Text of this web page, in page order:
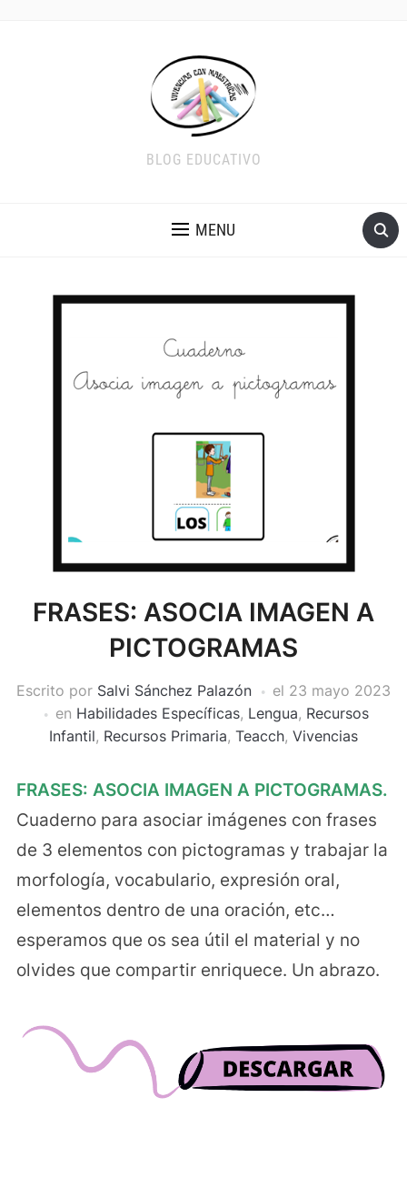
BLOG EDUCATIVO
MENU
FRASES: ASOCIA IMAGEN A
PICTOGRAMAS
Escrito por Salvi Sánchez Palazón el 23 mayo 2023
en Habilidades Específicas, Lengua, Recursos
Infantil, Recursos Primaria, Teacch, Vivencias
FRASES: ASOCIA IMAGEN A PICTOGRAMAS.
Cuaderno para asociar imágenes con frases
de 3 elementos con pictogramas y trabajar la
morfología, vocabulario, expresión oral,
elementos dentro de una oración, etc…
esperamos que os sea útil el material y no
olvides que compartir enriquece. Un abrazo.